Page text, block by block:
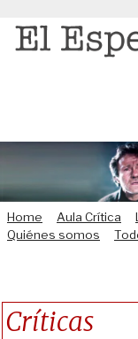
Saltar
Home Aula Crítica
Quiénes somos
Críticas